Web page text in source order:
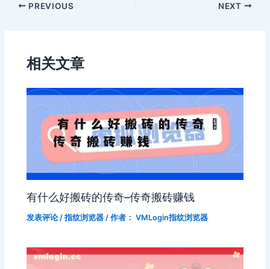
PREVIOUS NEXT
相关文章
有什么好搬砖的传奇–传奇搬砖赚钱
发表评论 /指纹浏览器 / 作者： VMLogin指纹浏览器